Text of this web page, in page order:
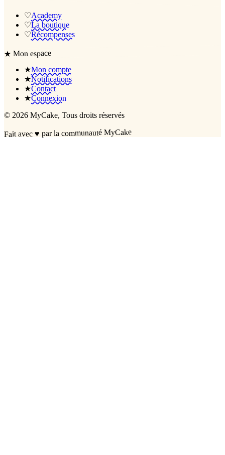
♡Academy
♡La boutique
♡Récompenses
★Mon espace
★Mon compte
★Notifications
★Contact
★Connexion
© 2026 MyCake, Tous droits réservés
Fait avec♥ par la communauté MyCake